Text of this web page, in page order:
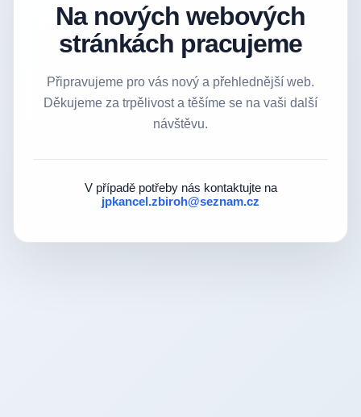
Na nových webových
stránkách pracujeme
Připravujeme pro vás nový a přehlednější web.
Děkujeme za trpělivost a těšíme se na vaši další
návštěvu.
V případě potřeby nás kontaktujte na
jpkancel.zbiroh@seznam.cz